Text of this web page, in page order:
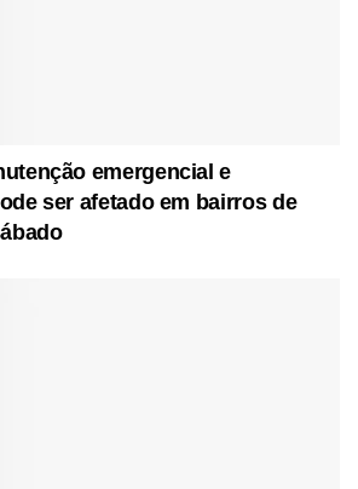
emergencial e
ser afetado em bairros de